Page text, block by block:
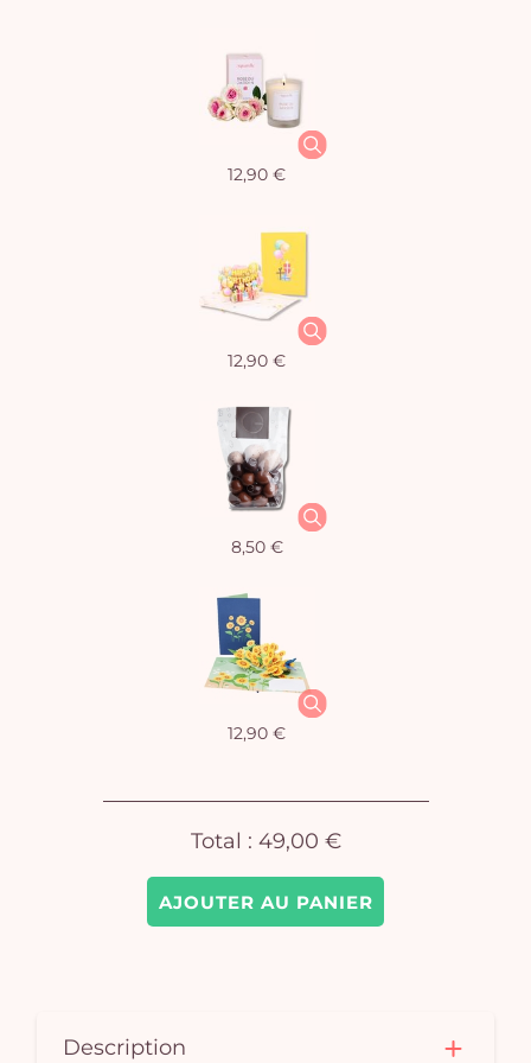
AJOUTER AU PANIER
12,90 €
12,90 €
8,50 €
12,90 €
Total : 49,00 €
Description